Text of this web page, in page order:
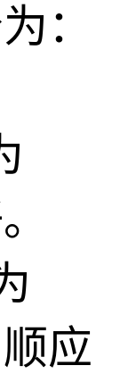
：
应